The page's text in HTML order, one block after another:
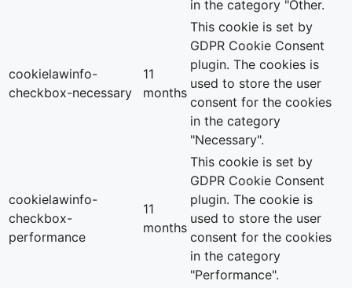
in the category "Other.
cookielawinfo-
checkbox-necessary
11
months
This cookie is set by
GDPR Cookie Consent
plugin. The cookies is
used to store the user
consent for the cookies
in the category
"Necessary".
cookielawinfo-
checkbox-
performance
11
months
This cookie is set by
GDPR Cookie Consent
plugin. The cookie is
used to store the user
consent for the cookies
in the category
"Performance".